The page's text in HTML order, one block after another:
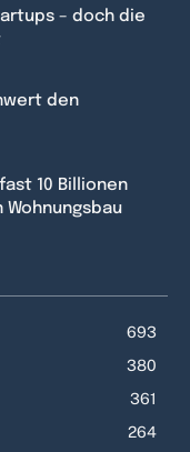
– doch die
den
10 Billionen
Wohnungsbau
693
380
361
264